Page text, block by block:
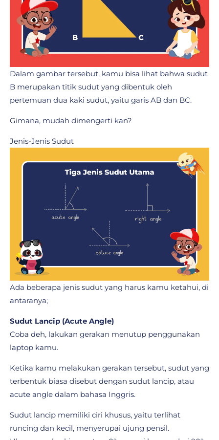
Dalam gambar tersebut, kamu bisa lihat bahwa sudut
B merupakan titik sudut yang dibentuk oleh
pertemuan dua kaki sudut, yaitu garis AB dan BC.
Gimana, mudah dimengerti kan?
Jenis-Jenis Sudut
Ada beberapa jenis sudut yang harus kamu ketahui, di
antaranya;
Sudut Lancip (Acute Angle)
Coba deh, lakukan gerakan menutup penggunakan
laptop kamu.
Ketika kamu melakukan gerakan tersebut, sudut yang
terbentuk biasa disebut dengan sudut lancip, atau
acute angle dalam bahasa Inggris.
Sudut lancip memiliki ciri khusus, yaitu terlihat
runcing dan kecil, menyerupai ujung pensil.